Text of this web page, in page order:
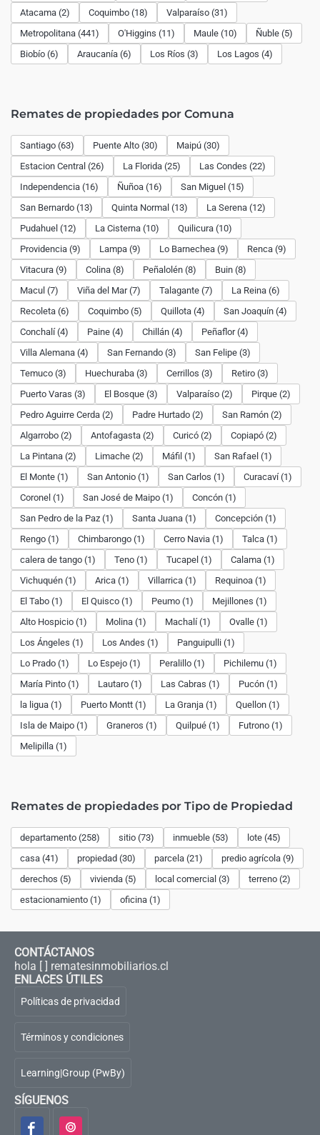
Atacama (2)
Coquimbo (18)
Valparaíso (31)
Metropolitana (441)
O'Higgins (11) Maule (10)
Ñuble (5)
Biobío (6)
Araucanía (6) Los Ríos (3) Los Lagos (4)
Remates de propiedades por Comuna
Santiago (63) Puente Alto (30)
Maipú (30)
Estacion Central (26)
La Florida (25)
Las Condes (22)
Independencia (16)
Ñuñoa (16)
San Miguel (15)
San Bernardo (13)
Quinta Normal (13)
La Serena (12)
Pudahuel (12)
La Cisterna (10)
Quilicura (10)
Providencia (9)
Lampa (9) Lo Barnechea (9)
Renca (9)
Vitacura (9)
Colina (8) Peñalolén (8)
Buin (8)
Macul (7)
Viña del Mar (7) Talagante (7)
La Reina (6)
Recoleta (6)
Coquimbo (5) Quillota (4)
San Joaquín (4)
Conchalí (4)
Paine (4) Chillán (4)
Peñaflor (4)
Villa Alemana (4)
San Fernando (3)
San Felipe (3)
Temuco (3)
Huechuraba (3) Cerrillos (3)
Retiro (3)
Puerto Varas (3)
El Bosque (3) Valparaíso (2)
Pirque (2)
Pedro Aguirre Cerda (2)
Padre Hurtado (2)
San Ramón (2)
Algarrobo (2)
Antofagasta (2) Curicó (2)
Copiapó (2)
La Pintana (2)
Limache (2) Máfil (1)
San Rafael (1)
El Monte (1)
San Antonio (1) San Carlos (1)
Curacaví (1)
Coronel (1)
San José de Maipo (1)
Concón (1)
San Pedro de la Paz (1)
Santa Juana (1)
Concepción (1)
Rengo (1)
Chimbarongo (1) Cerro Navia (1)
Talca (1)
calera de tango (1)
Teno (1) Tucapel (1)
Calama (1)
Vichuquén (1)
Arica (1) Villarrica (1)
Requinoa (1)
El Tabo (1)
El Quisco (1) Peumo (1)
Mejillones (1)
Alto Hospicio (1)
Molina (1) Machalí (1)
Ovalle (1)
Los Ángeles (1)
Los Andes (1)
Panguipulli (1)
Lo Prado (1)
Lo Espejo (1) Peralillo (1)
Pichilemu (1)
María Pinto (1)
Lautaro (1) Las Cabras (1)
Pucón (1)
la ligua (1)
Puerto Montt (1) La Granja (1)
Quellon (1)
Isla de Maipo (1)
Graneros (1) Quilpué (1)
Futrono (1)
Melipilla (1)
Remates de propiedades por Tipo de Propiedad
departamento (258) sitio (73) inmueble (53)
lote (45)
casa (41)
propiedad (30) parcela (21)
predio agrícola (9)
derechos (5)
vivienda (5) local comercial (3)
terreno (2)
estacionamiento (1)
oficina (1)
CONTÁCTANOS
hola [ ] rematesinmobiliarios.cl
ENLACES ÚTILES
Políticas de privacidad
Términos y condiciones
Learning|Group (PwBy)
SÍGUENOS